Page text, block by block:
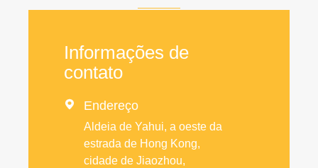
Informações de
contato
 Endereço
Aldeia de Yahui, a oeste da
estrada de Hong Kong,
cidade de Jiaozhou,